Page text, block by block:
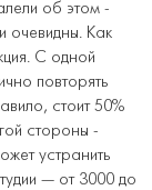
об этом -
очевидны. Как
С одной
повторять
стоит 50%
стороны -
устранить
— от 3000 до